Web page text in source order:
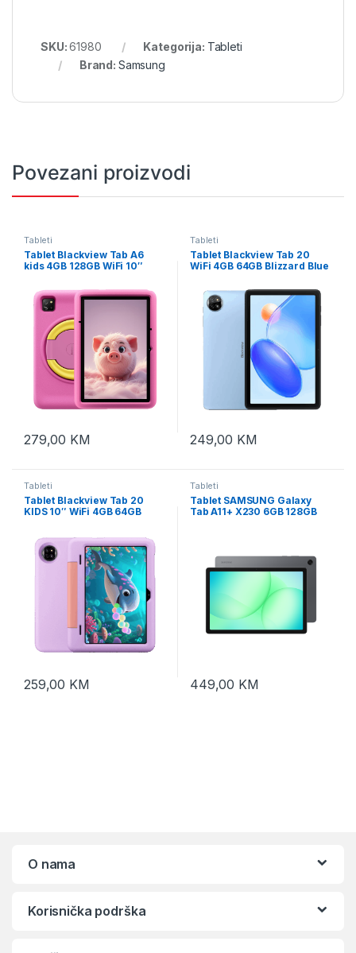
SKU:61980 Kategorija: Tableti
Brand: Samsung
Povezani proizvodi
Tableti
Tablet Blackview Tab A6
kids 4GB 128GB WiFi 10″
279,00 KM
Tableti
Tablet Blackview Tab 20
WiFi 4GB 64GB Blizzard Blue
249,00 KM
Tableti
Tablet Blackview Tab 20
KIDS 10″ WiFi 4GB 64GB
259,00 KM
Tableti
Tablet SAMSUNG Galaxy
Tab A11+ X230 6GB 128GB
449,00 KM
O nama
Korisnička podrška